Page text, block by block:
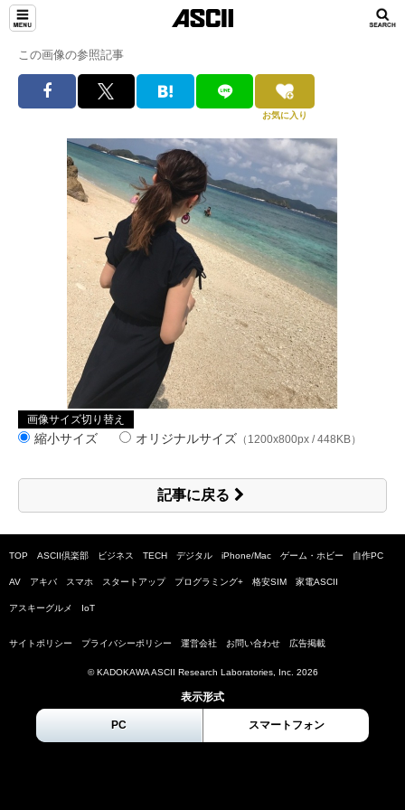
この画像の参照記事
お気に入り
画像サイズ切り替え
縮小サイズ オリジナルサイズ （1200x800px / 448KB）
記事に戻る
TOP ASCII倶楽部 ビジネス TECH デジタル iPhone/Mac ゲーム・ホビー 自作PC
AV アキバ スマホ スタートアップ プログラミング+ 格安SIM 家電ASCII
アスキーグルメ IoT
サイトポリシー プライバシーポリシー 運営会社 お問い合わせ 広告掲載
© KADOKAWA ASCII Research Laboratories, Inc. 2026
表示形式
PC スマートフォン